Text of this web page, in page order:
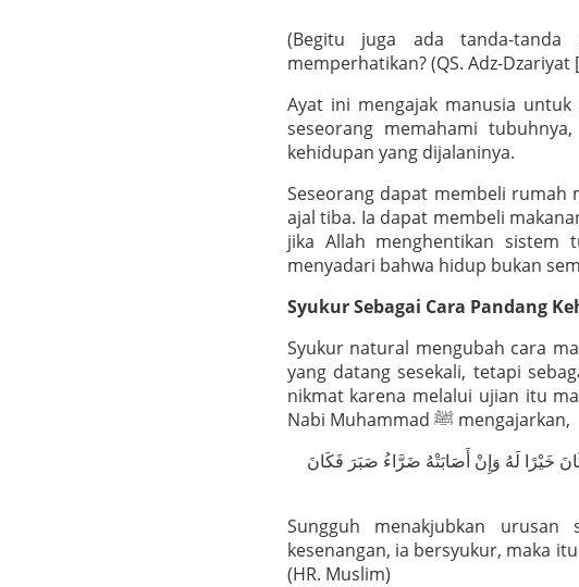
(Begitu juga ada tanda-tanda
memperhatikan? (QS. Adz-Dzariyat
Ayat ini mengajak manusia
seseorang memahami
kehidupan yang dijalaninya.
Seseorang dapat membeli
ajal tiba. Ia dapat membeli
jika Allah menghentikan sistem
menyadari bahwa hidup bukan
Syukur Sebagai Cara Pandang
Syukur natural mengubah cara
yang datang sesekali, tetapi
nikmat karena melalui ujian itu
Nabi Muhammad ﷺ mengajarkan,
خَيْرًا لَهُ وَإِنْ أَصَابَتْهُ ضَرَّاءُ صَبَرَ فَكَانَ
Sungguh menakjubkan
kesenangan, ia bersyukur, maka
(HR. Muslim)